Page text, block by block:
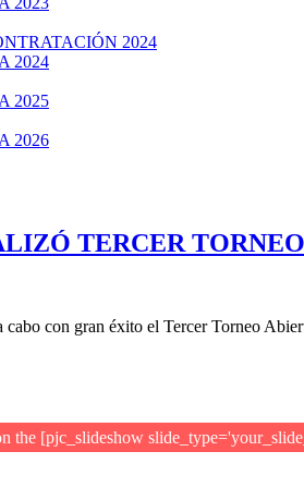
2024
2024
2025
2026
TERCER
con gran éxito el Tercer Torneo
the [pjc_slideshow